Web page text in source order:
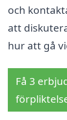
och
att
hur att gå
Få 3